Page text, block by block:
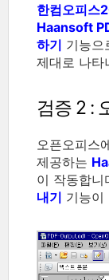
한컴오피스
Haansoft
하기 기능으
제대로 나타
검증 2 :
오픈오피스
제공하는
이 작동합니
내기 기능이